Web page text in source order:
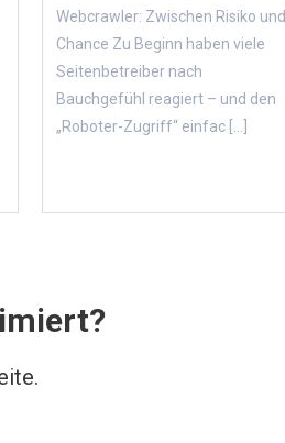
Webcrawler: Zwischen Risiko und
Chance Zu Beginn haben viele
Seitenbetreiber nach
Bauchgefühl reagiert – und den
„Roboter-Zugriff“ einfac [...]